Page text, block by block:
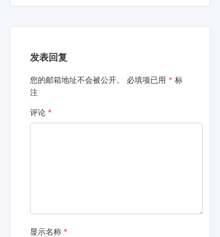
发表回复
您的邮箱地址不会被公开。 必填项已用 * 标
注
评论 *
显示名称 *